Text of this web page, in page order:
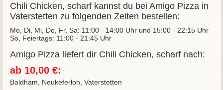
Chili Chicken, scharf kannst du bei Amigo Pizza in
Vaterstetten zu folgenden Zeiten bestellen:
Mo, Di, Mi, Do, Fr, Sa: 11:00 - 14:00 Uhr und 15:00 - 22:15 Uhr
So, Feiertags: 11:00 - 21:45 Uhr
Amigo Pizza liefert dir Chili Chicken, scharf nach:
ab 10,00 €:
Baldham, Neukeferloh, Vaterstetten